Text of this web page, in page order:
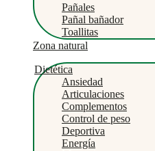
Pañales
Pañal bañador
Toallitas
Zona natural
Dietética
Ansiedad
Articulaciones
Complementos
Control de peso
Deportiva
Energía